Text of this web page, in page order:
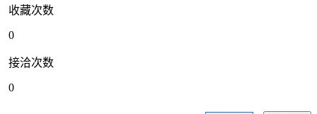
收藏次数
0
接洽次数
0